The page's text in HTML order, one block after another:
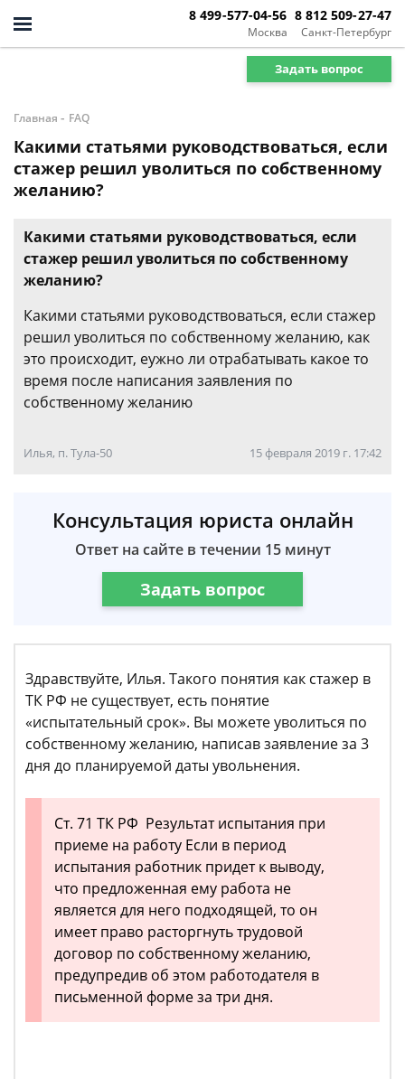
Москва
8 499-577-04-56
Санкт-Петербург
8 812 509-27-47
Задать вопрос
Главная - FAQ
Какими статьями руководствоваться, если
стажер решил уволиться по собственному
желанию?
Какими статьями руководствоваться, если
стажер решил уволиться по собственному
желанию?
Какими статьями руководствоваться, если стажер
решил уволиться по собственному желанию, как
это происходит, еужно ли отрабатывать какое то
время после написания заявления по
собственному желанию
Илья, п. Тула-50 15 февраля 2019 г. 17:42
Консультация юриста онлайн
Ответ на сайте в течении 15 минут
Задать вопрос
Здравствуйте, Илья. Такого понятия как стажер в
ТК РФ не существует, есть понятие
«испытательный срок». Вы можете уволиться по
собственному желанию, написав заявление за 3
дня до планируемой даты увольнения.
Ст. 71 ТК РФ Результат испытания при
приеме на работу Если в период
испытания работник придет к выводу,
что предложенная ему работа не
является для него подходящей, то он
имеет право расторгнуть трудовой
договор по собственному желанию,
предупредив об этом работодателя в
письменной форме за три дня.